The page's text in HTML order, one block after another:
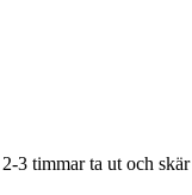
timmar ta ut och